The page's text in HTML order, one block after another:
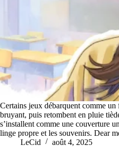
Certains jeux débarquent comme un
bruyant, puis retombent en pluie
s’installent comme une couverture
linge propre et les souvenirs. Dear
LeCid
août 4, 2025